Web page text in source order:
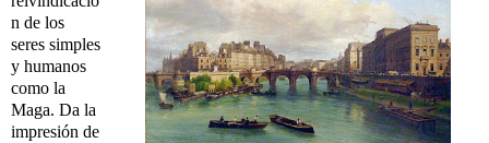
n de los
seres simples
y humanos
como la
Maga. Da la
impresión de